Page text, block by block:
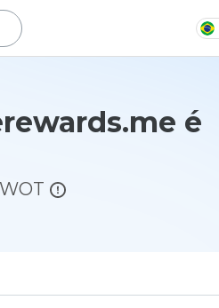
é